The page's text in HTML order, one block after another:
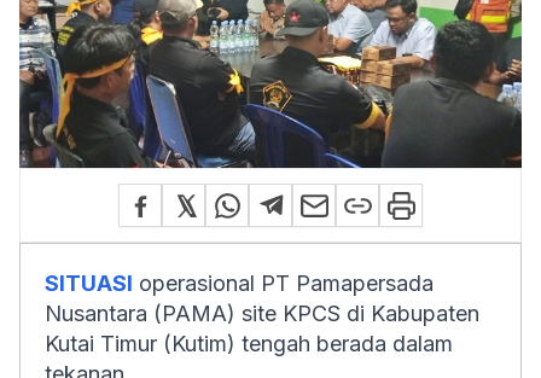
SITUASI operasional PT Pamapersada
Nusantara (PAMA) site KPCS di Kabupaten
Kutai Timur (Kutim) tengah berada dalam